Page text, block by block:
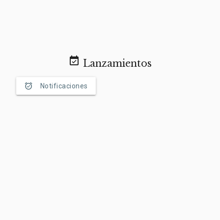
event_available Lanzamientos
alarm_on Notificaciones